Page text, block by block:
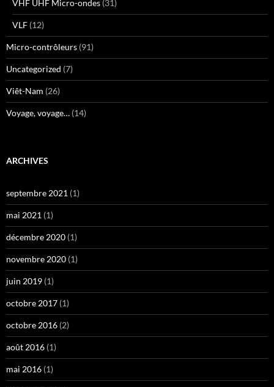
VHF UHF Micro-ondes (31)
VLF (12)
Micro-contrôleurs (91)
Uncategorized (7)
Viêt-Nam (26)
Voyage, voyage… (14)
ARCHIVES
septembre 2021 (1)
mai 2021 (1)
décembre 2020 (1)
novembre 2020 (1)
juin 2019 (1)
octobre 2017 (1)
octobre 2016 (2)
août 2016 (1)
mai 2016 (1)